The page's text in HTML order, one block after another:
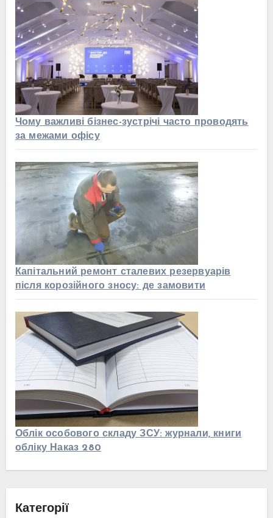
Чому важливі бізнес-зустрічі часто проводять
за межами офісу
Капітальний ремонт сталевих резервуарів
після корозійного зносу: де замовити
Облік особового складу ЗСУ: журнали, книги
обліку Наказ 280
Категорії